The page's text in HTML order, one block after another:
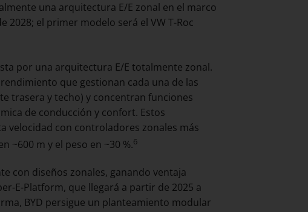
una arquitectura E/E zonal en el marco
2028; el primer modelo será el VW T-Roc
por una arquitectura E/E totalmente zonal.
que gestionan cada una de las
trasera y techo) y concentran funciones
de conducción y confort. Estos
velocidad con controladores zonales más
~600 m y el peso en ~30 %.6
con diseños zonales, ganando ventaja
E-Platform, que llegará a partir de 2025 a
BYD persigue un planteamiento modular